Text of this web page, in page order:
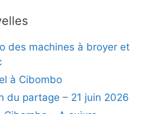
des machines à broyer et
à Cibombo
du partage – 21 juin 2026